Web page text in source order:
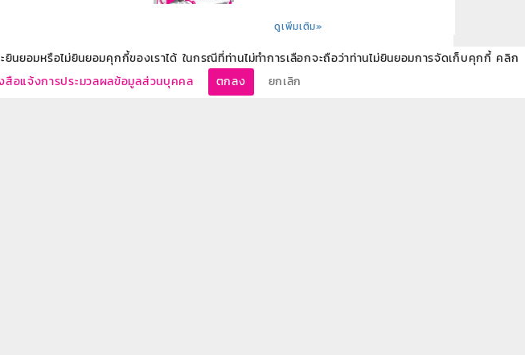
ยอมหรือไม่ยินยอมคุกกี้ของเราได้ ในกรณีที่ท่านไม่ทำการเลือกจะถือว่าท่านไม่ยินยอมการจัดเก็บคุกกี้ คลิก
สือแจ้งการประมวลผลข้อมูลส่วนบุคคล ตกลง ยกเลิก
ดูเพิ่มเติม»